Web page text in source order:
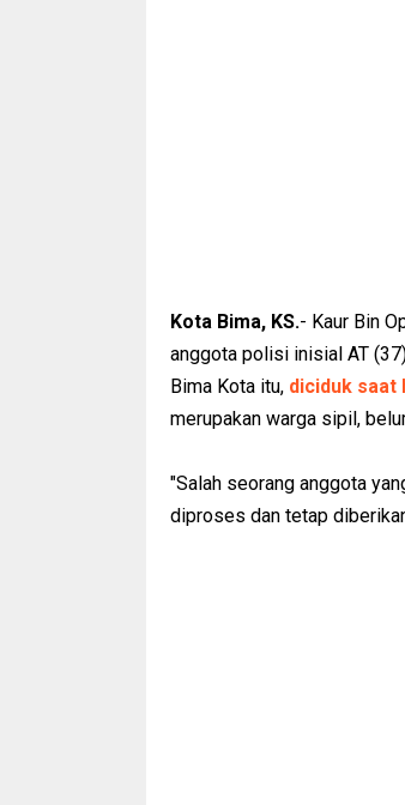
Kota Bima, KS.- Kaur Bin
anggota polisi inisial AT
Bima Kota itu, diciduk saat
merupakan warga sipil,
"Salah seorang anggota
diproses dan tetap